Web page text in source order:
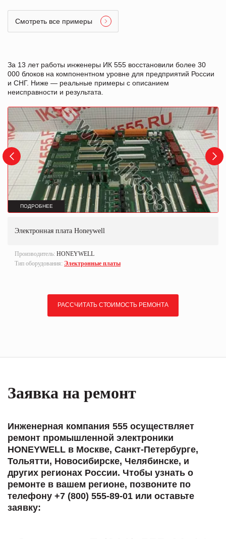
Смотреть все примеры
За 13 лет работы инженеры ИК 555 восстановили более 30
000 блоков на компонентном уровне для предприятий России
и СНГ. Ниже — реальные примеры с описанием
неисправности и результата.
ПОДРОБНЕЕ
Электронная плата Honeywell
Производитель: HONEYWELL
Тип оборудования: Электронные платы
РАССЧИТАТЬ СТОИМОСТЬ РЕМОНТА
Заявка на ремонт
Инженерная компания 555 осуществляет
ремонт промышленной электроники
HONEYWELL в Москве, Санкт-Петербурге,
Тольятти, Новосибирске, Челябинске, и
других регионах России. Чтобы узнать о
ремонте в вашем регионе, позвоните по
телефону +7 (800) 555-89-01 или оставьте
заявку: